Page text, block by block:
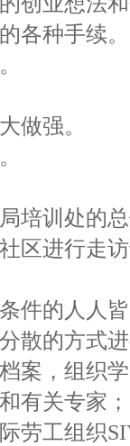
各种手续。
做强。
培训处的
区进行走
件的人人
散的方式
案，组织
有关专家；
劳工组织